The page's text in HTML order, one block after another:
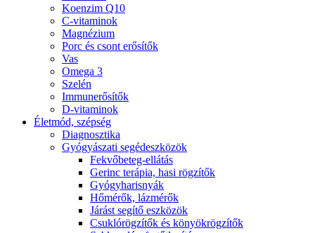
Koenzim Q10
C-vitaminok
Magnézium
Porc és csont erősítők
Vas
Omega 3
Szelén
Immunerősítők
D-vitaminok
Életmód, szépség
Diagnosztika
Gyógyászati segédeszközök
Fekvőbeteg-ellátás
Gerinc terápia, hasi rögzítők
Gyógyharisnyák
Hőmérők, lázmérők
Járást segítő eszközök
Csuklórögzítők és könyökrögzítők